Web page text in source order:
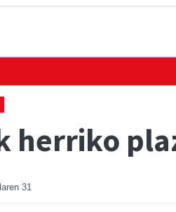
herriko
31